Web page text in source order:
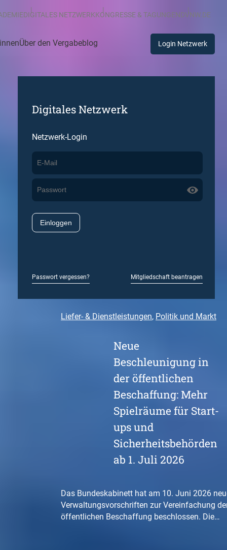
DIGITALES NETZWERKKONGRESSE & TAGUNGENDVNW.DE
Über den Vergabeblog Login Netzwerk
Digitales Netzwerk
Netzwerk-Login
Passwort vergessen? Mitgliedschaft beantragen
Liefer- & Dienstleistungen, Politik und Markt
Neue
Beschleunigung in
der öffentlichen
Beschaffung: Mehr
Spielräume für Start-
ups und
Sicherheitsbehörden
ab 1. Juli 2026
Das Bundeskabinett hat am 10. Juni 2026
Verwaltungsvorschriften zur Vereinfachung
öffentlichen Beschaffung beschlossen. Die…